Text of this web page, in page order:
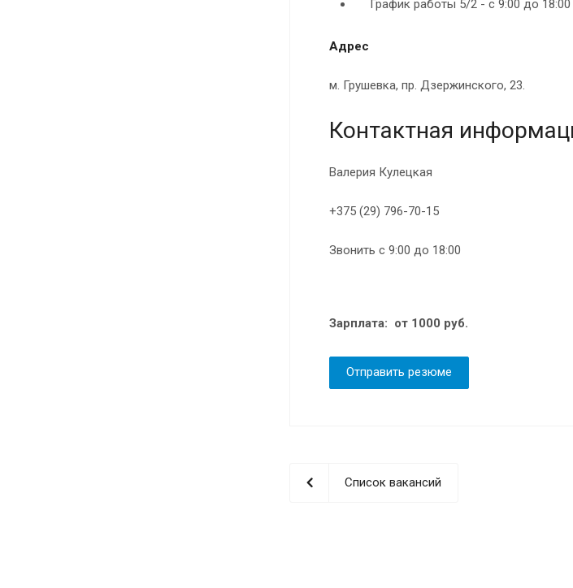
График работы 5/2 - с 9:00 до
Адрес
м. Грушевка, пр. Дзержинского, 23.
Контактная
Валерия Кулецкая
+375 (29) 796-70-15
Звонить с 9:00 до 18:00
Зарплата: от 1000 руб.
Отправить резюме
Список вакансий